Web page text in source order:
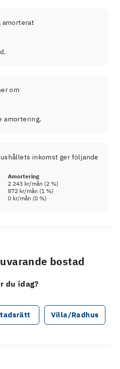
amorterat
om
amortering.
inkomst ger följande
Amortering
2 243 kr/mån (2 %)
872 kr/mån (1 %)
0 kr/mån (0 %)
bostad
du idag?
Villa/Radhus